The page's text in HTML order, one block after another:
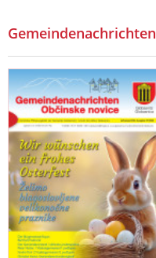
Gemeindenachrichten